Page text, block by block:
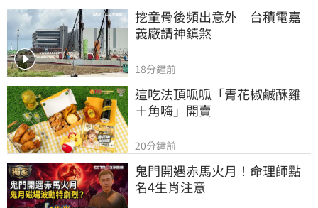
挖童骨後頻出意外　台積電嘉
義廠請神鎮煞
18分鐘前
這吃法頂呱呱「青花椒鹹酥雞
＋角嗨」開賣
20分鐘前
鬼門開遇赤馬火月！命理師點
名4生肖注意